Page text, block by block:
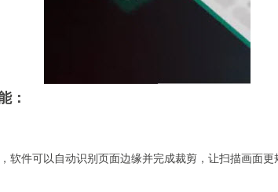
：
软件可以自动识别页面边缘并完成裁剪，让扫描画面更